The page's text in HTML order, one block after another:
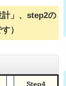
」、step2の
）
Step4